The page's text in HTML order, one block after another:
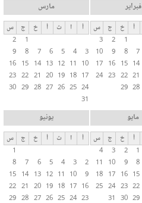
فبراير
أ خ ج
س
1
2
3
7
8
9
10
14
15
16
17
21
22
23
24
28
29
مارس
أ ا ث أ خ ج
س
1
2
3
4
5
6
7
8
9
10
11
12
13
14
15
16
17
18
19
20
21
22
23
24
25
26
27
28
29
30
31
مايو
أ خ ج
س
1
2
3
4
8
9
10
11
15
16
17
18
22
23
24
25
29
30
31
يونيو
أ ا ث أ خ ج
س
1
2
3
4
5
6
7
8
9
10
11
12
13
14
15
16
17
18
19
20
21
22
23
24
25
26
27
28
29